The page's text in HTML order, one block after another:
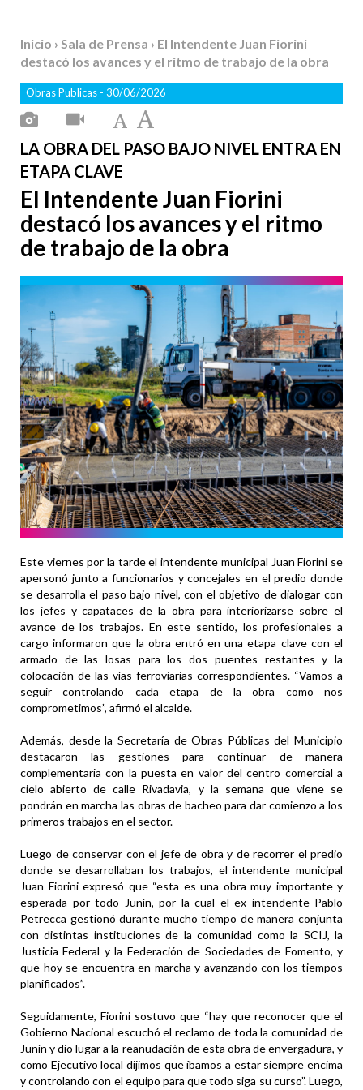
Inicio › Sala de Prensa › El Intendente Juan Fiorini
destacó los avances y el ritmo de trabajo de la obra
Obras Publicas - 30/06/2026
LA OBRA DEL PASO BAJO NIVEL ENTRA EN
ETAPA CLAVE
El Intendente Juan Fiorini
destacó los avances y el ritmo
de trabajo de la obra
Este viernes por la tarde el intendente municipal Juan Fiorini se
apersonó junto a funcionarios y concejales en el predio donde
se desarrolla el paso bajo nivel, con el objetivo de dialogar con
los jefes y capataces de la obra para interiorizarse sobre el
avance de los trabajos. En este sentido, los profesionales a
cargo informaron que la obra entró en una etapa clave con el
armado de las losas para los dos puentes restantes y la
colocación de las vías ferroviarias correspondientes. “Vamos a
seguir controlando cada etapa de la obra como nos
comprometimos”, afirmó el alcalde.
Además, desde la Secretaría de Obras Públicas del Municipio
destacaron las gestiones para continuar de manera
complementaria con la puesta en valor del centro comercial a
cielo abierto de calle Rivadavia, y la semana que viene se
pondrán en marcha las obras de bacheo para dar comienzo a los
primeros trabajos en el sector.
Luego de conservar con el jefe de obra y de recorrer el predio
donde se desarrollaban los trabajos, el intendente municipal
Juan Fiorini expresó que “esta es una obra muy importante y
esperada por todo Junín, por la cual el ex intendente Pablo
Petrecca gestionó durante mucho tiempo de manera conjunta
con distintas instituciones de la comunidad como la SCIJ, la
Justicia Federal y la Federación de Sociedades de Fomento, y
que hoy se encuentra en marcha y avanzando con los tiempos
planificados”.
Seguidamente, Fiorini sostuvo que “hay que reconocer que el
Gobierno Nacional escuchó el reclamo de toda la comunidad de
Junín y dio lugar a la reanudación de esta obra de envergadura, y
como Ejecutivo local dijimos que íbamos a estar siempre encima
y controlando con el equipo para que todo siga su curso”. Luego,